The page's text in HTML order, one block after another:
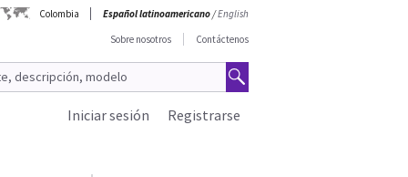
Colombia Español latinoamericano/English
Sobre nosotros
Contáctenos
Registrarse
Iniciar sesión